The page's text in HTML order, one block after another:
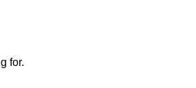
for.